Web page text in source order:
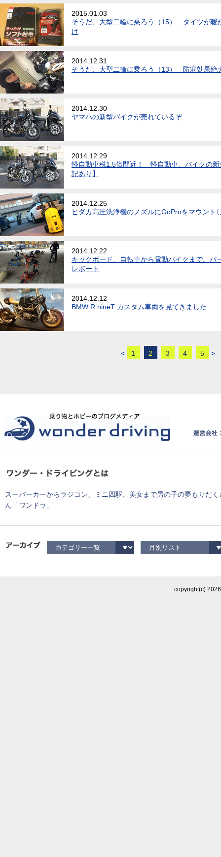
2015.01.03
そうだ、大型二輪に乗ろう（15） タイツが暖
け
2014.12.31
そうだ、大型二輪に乗ろう（13） 防寒効果絶
2014.12.30
ヤマハの新型バイクが売れているぞ
2014.12.29
軽自動車税1.5倍間近！ 軽自動車、バイクの
記あり】
2014.12.25
ヒダカ高圧洗浄機のノズルにGoProをマウント
2014.12.22
キックボード、自転車から電動バイクまで。パ
レポート
2014.12.12
BMW R nineT カスタム車両を見てきました
< 1 2 3 4 5 >
スーパーカーからラジコン、ミニ四駆、美女まで男の子の夢もりだく
ん「ワンドラ」
copyright(c)